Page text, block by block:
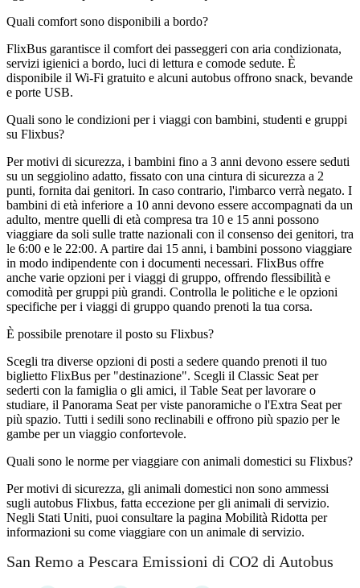
Quali comfort sono disponibili a bordo?
FlixBus garantisce il comfort dei passeggeri con aria condizionata,
servizi igienici a bordo, luci di lettura e comode sedute. È
disponibile il Wi-Fi gratuito e alcuni autobus offrono snack, bevande
e porte USB.
Quali sono le condizioni per i viaggi con bambini, studenti e gruppi
su Flixbus?
Per motivi di sicurezza, i bambini fino a 3 anni devono essere seduti
su un seggiolino adatto, fissato con una cintura di sicurezza a 2
punti, fornita dai genitori. In caso contrario, l'imbarco verrà negato. I
bambini di età inferiore a 10 anni devono essere accompagnati da un
adulto, mentre quelli di età compresa tra 10 e 15 anni possono
viaggiare da soli sulle tratte nazionali con il consenso dei genitori, tra
le 6:00 e le 22:00. A partire dai 15 anni, i bambini possono viaggiare
in modo indipendente con i documenti necessari. FlixBus offre
anche varie opzioni per i viaggi di gruppo, offrendo flessibilità e
comodità per gruppi più grandi. Controlla le politiche e le opzioni
specifiche per i viaggi di gruppo quando prenoti la tua corsa.
È possibile prenotare il posto su Flixbus?
Scegli tra diverse opzioni di posti a sedere quando prenoti il ​​tuo
biglietto FlixBus per "destinazione". Scegli il Classic Seat per
sederti con la famiglia o gli amici, il Table Seat per lavorare o
studiare, il Panorama Seat per viste panoramiche o l'Extra Seat per
più spazio. Tutti i sedili sono reclinabili e offrono più spazio per le
gambe per un viaggio confortevole.
Quali sono le norme per viaggiare con animali domestici su Flixbus?
Per motivi di sicurezza, gli animali domestici non sono ammessi
sugli autobus Flixbus, fatta eccezione per gli animali di servizio.
Negli Stati Uniti, puoi consultare la pagina Mobilità Ridotta per
informazioni su come viaggiare con un animale di servizio.
San Remo a Pescara Emissioni di CO2 di Autobus